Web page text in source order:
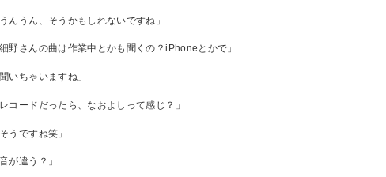
んうん、そうかもしれないですね」
野さんの曲は作業中とかも聞くの？iPhoneとかで」
いちゃいますね」
コードだったら、なおよしって感じ？」
うですね笑」
が違う？」